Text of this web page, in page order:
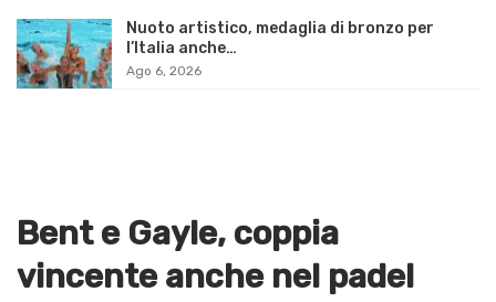
Nuoto artistico, medaglia di bronzo per
l’Italia anche…
Ago 6, 2026
Bent e Gayle, coppia
vincente anche nel padel